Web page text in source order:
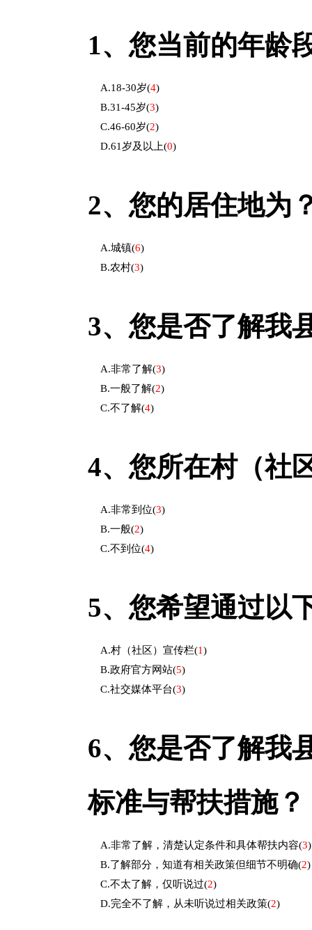
1、 您当前的年龄
A.18-30岁(4)
B.31-45岁(3)
C.46-60岁(2)
D.61岁及以上(0)
2、 您的居住地为
A.城镇(6)
B.农村(3)
3、 您是否了解我
A.非常了解(3)
B.一般了解(2)
C.不了解(4)
4、 您所在村（社
A.非常到位(3)
B.一般(2)
C.不到位(4)
5、 您希望通过以
A.村（社区）宣传栏(1)
B.政府官方网站(5)
C.社交媒体平台(3)
6、 您是否了解我
标准与帮扶措施？
A.非常了解，清楚认定条件和具体帮扶内容(3)
B.了解部分，知道有相关政策但细节不明确(2)
C.不太了解，仅听说过(2)
D.完全不了解，从未听说过相关政策(2)